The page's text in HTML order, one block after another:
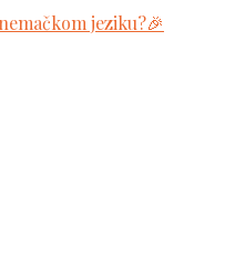
jeziku?🎉